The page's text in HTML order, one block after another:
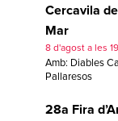
Cercavila
Mar
8 d'agost a les
Amb: Diables
Pallaresos
28a Fira